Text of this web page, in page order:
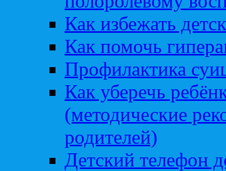
Как избежать
Как помочь
Профилактика
Как уберечь
(методические
родителей)
Детский телефон